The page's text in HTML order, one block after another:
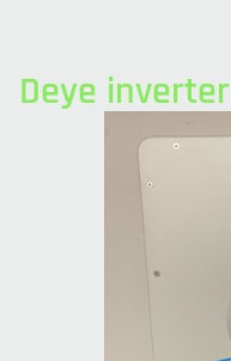
Deye inverter